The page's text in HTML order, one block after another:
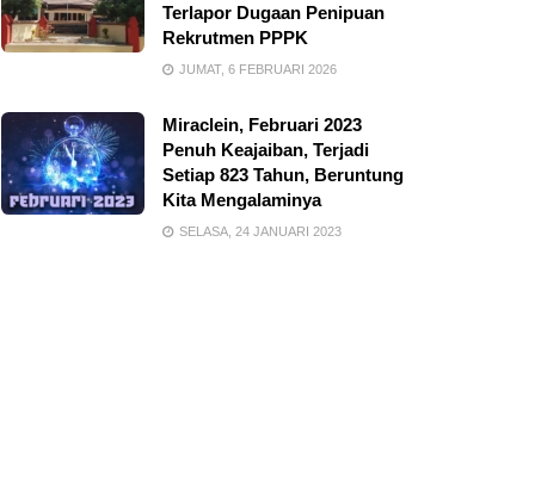
Terlapor Dugaan Penipuan
Rekrutmen PPPK
JUMAT, 6 FEBRUARI 2026
Miraclein, Februari 2023
Penuh Keajaiban, Terjadi
Setiap 823 Tahun, Beruntung
Kita Mengalaminya
SELASA, 24 JANUARI 2023